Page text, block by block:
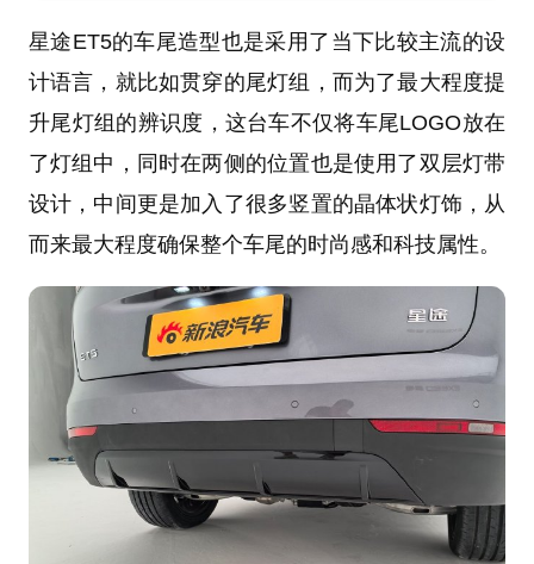
星途ET5的车尾造型也是采用了当下比较主流的设
计语言，就比如贯穿的尾灯组，而为了最大程度提
升尾灯组的辨识度，这台车不仅将车尾LOGO放在
了灯组中，同时在两侧的位置也是使用了双层灯带
设计，中间更是加入了很多竖置的晶体状灯饰，从
而来最大程度确保整个车尾的时尚感和科技属性。